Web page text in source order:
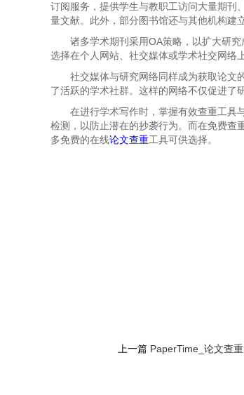
订阅服务，提供学生与教职工访问大量期刊
量文献。此外，部分图书馆还与其他机构建
诸多学术期刊采用OA策略，以扩大研
选择在个人网站、社交媒体或学术社交网络
社交媒体与研究网络同样成为获取论文
了活跃的学术社群。这样的网络不仅促进了
在进行学术写作时，掌握有效查重工具
检测，以防止潜在的抄袭行为。而在免费查
多免费的在线论文查重工具可供选择。
上一篇 PaperTime_论文查